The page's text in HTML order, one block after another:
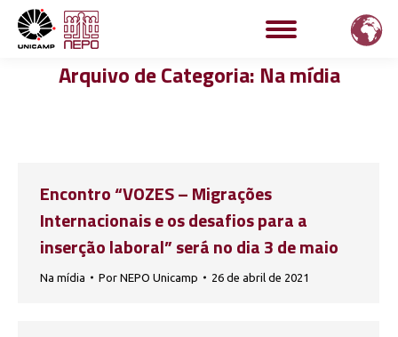
Arquivo de Categoria: Na mídia
Encontro “VOZES – Migrações
Internacionais e os desafios para a
inserção laboral” será no dia 3 de maio
Na mídia Por NEPO Unicamp 26 de abril de 2021